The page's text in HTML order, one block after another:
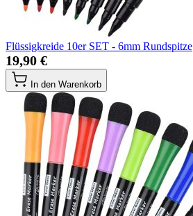
Flüssigkreide 10er SET - 6mm Rundspitze
19,90 €
In den Warenkorb